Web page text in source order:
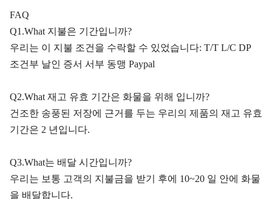
FAQ
Q1.What 지불은 기간입니까?
우리는 이 지불 조건을 수락할 수 있었습니다: T/T L/C DP
조건부 날인 증서 서부 동맹 Paypal
Q2.What 재고 유효 기간은 화물을 위해 입니까?
건조한 송풍된 저장에 근거를 두는 우리의 제품의 재고 유효
기간은 2 년입니다.
Q3.What는 배달 시간입니까?
우리는 보통 고객의 지불금을 받기 후에 10~20 일 안에 화물
을 배달합니다.